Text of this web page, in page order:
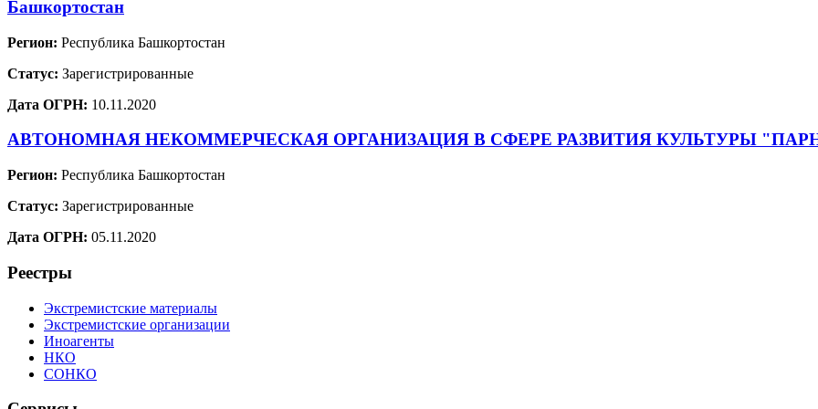
Башкортостан
Регион: Республика Башкортостан
Статус: Зарегистрированные
Дата ОГРН: 10.11.2020
АВТОНОМНАЯ НЕКОММЕРЧЕСКАЯ ОРГАНИЗАЦИЯ В СФЕРЕ РАЗВИТИЯ КУЛЬТУРЫ
Регион: Республика Башкортостан
Статус: Зарегистрированные
Дата ОГРН: 05.11.2020
Реестры
Экстремистские материалы
Экстремистские организации
Иноагенты
НКО
СОНКО